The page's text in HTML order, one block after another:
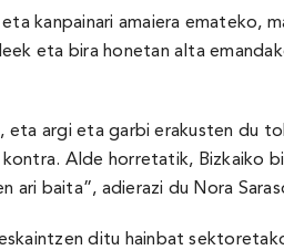
kanpainari amaiera emateko,
eta bira honetan alta
eta argi eta garbi erakusten du
Alde horretatik,
ari baita”, adierazi du Nora
ditu hainbat